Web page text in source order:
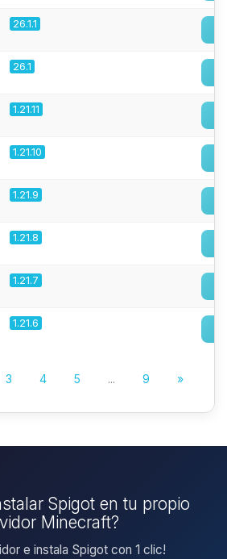
26.1.1
26.1
1.21.11
1.21.10
1.21.9
1.21.8
1.21.7
1.21.6
3 4 5 ... 9 »
Spigot en tu propio
Minecraft?
e instala Spigot con 1 clic!